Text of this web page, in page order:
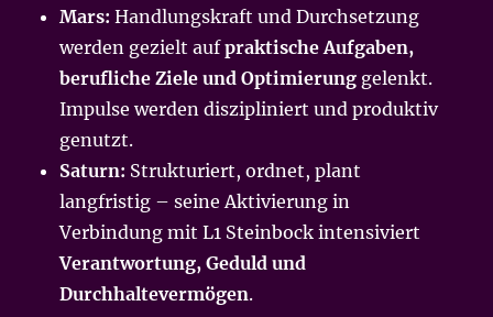
Mars: Handlungskraft und Durchsetzung
werden gezielt aufpraktische Aufgaben,
berufliche Ziele und Optimierung gelenkt.
Impulse werden diszipliniert und produktiv
genutzt.
Saturn: Strukturiert, ordnet, plant
langfristig – seine Aktivierung in
Verbindung mit L1 Steinbock intensiviert
Verantwortung, Geduld und
Durchhaltevermögen.